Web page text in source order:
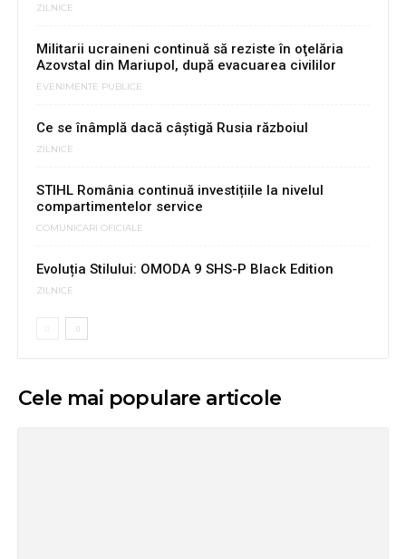
ZILNICE
Militarii ucraineni continuă să reziste în oţelăria
Azovstal din Mariupol, după evacuarea civililor
EVENIMENTE PUBLICE
Ce se înâmplă dacă câștigă Rusia războiul
ZILNICE
STIHL România continuă investițiile la nivelul
compartimentelor service
COMUNICARI OFICIALE
Evoluția Stilului: OMODA 9 SHS-P Black Edition
ZILNICE
Cele mai populare articole